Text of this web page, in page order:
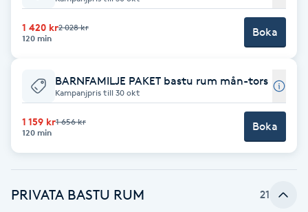
Fillers
Fotmassage
Fotsvamp
1 420 kr2 028 kr
120 min
Boka
BARNFAMILJE PAKET bastu rum mån-tors
Kampanjpris till 30 okt
1 159 kr1 656 kr
120 min
Boka
PRIVATA BASTU RUM 21